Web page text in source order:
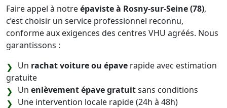
Faire appel à notreépaviste à Rosny-sur-Seine (78),
c’est choisir un service professionnel reconnu,
conforme aux exigences des centres VHU agréés. Nous
garantissons :
Un rachat voiture ou épave rapide avec estimation
gratuite
Un enlèvement épave gratuitsans conditions
Une intervention locale rapide (24h à 48h)